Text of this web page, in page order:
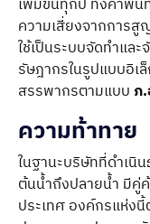
ความเสี่ยงจากการ
ใช้เป็นระบบจัดทำแล
รัษฎากรในรูปแบบอิ
สรรพากรตามแบบภ
ความท้าทาย
ในฐานะบริษัทที่ดำเ
ต้นน้ำถึงปลายน้ำ มีคู่
ประเทศ องค์กรแห่ง